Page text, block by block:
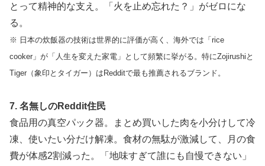
とって精神的な支え。「火を止め忘れた？」がゼロにな
る。
※ 日本の炊飯器の技術は世界的に評価が高く、海外では「rice
cooker」が「人生を変えた家電」として頻繁に挙がる。特にZojirushiと
Tiger（象印とタイガー）はRedditで最も推薦されるブランド。
7. 名無しのReddit住民
食品用の真空パック器。まとめ買いした肉を小分けして冷
凍、使いたい分だけ解凍。食材の無駄が激減して、月の食
費が体感2割減った。「地味すぎて誰にも自慢できない」